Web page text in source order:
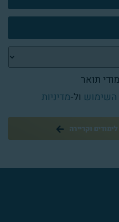
תואר
השימוש ול-מדיניות
וקריירה